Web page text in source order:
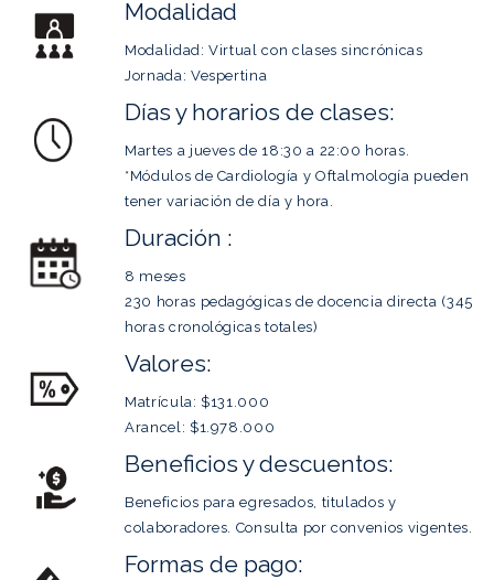
Modalidad
Modalidad: Virtual con clases sincrónicas
Jornada: Vespertina
Días y horarios de clases:
Martes a jueves de 18:30 a 22:00 horas.
*Módulos de Cardiología y Oftalmología pueden
tener variación de día y hora.
Duración :
8 meses
230 horas pedagógicas de docencia directa (345
horas cronológicas totales)
Valores:
Matrícula: $131.000
Arancel: $1.978.000
Beneficios y descuentos:
Beneficios para egresados, titulados y
colaboradores. Consulta por convenios vigentes.
Formas de pago: